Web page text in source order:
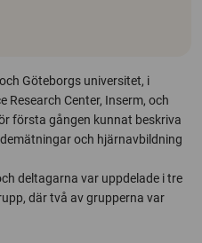
Göteborgs universitet, i
Research Center, Inserm, och
första gången kunnat beskriva
och hjärnavbildning
deltagarna var uppdelade i tre
där två av grupperna var